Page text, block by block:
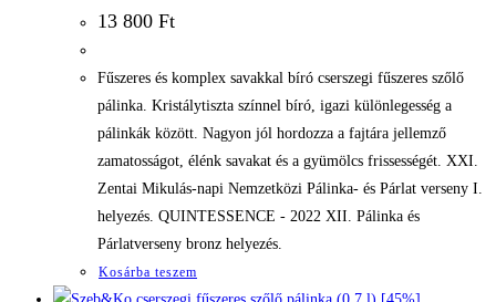
13 800 Ft
Fűszeres és komplex savakkal bíró cserszegi fűszeres szőlő
pálinka. Kristálytiszta színnel bíró, igazi különlegesség a
pálinkák között. Nagyon jól hordozza a fajtára jellemző
zamatosságot, élénk savakat és a gyümölcs frissességét. XXI.
Zentai Mikulás-napi Nemzetközi Pálinka- és Párlat verseny I.
helyezés. QUINTESSENCE - 2022 XII. Pálinka és
Párlatverseny bronz helyezés.
Kosárba teszem